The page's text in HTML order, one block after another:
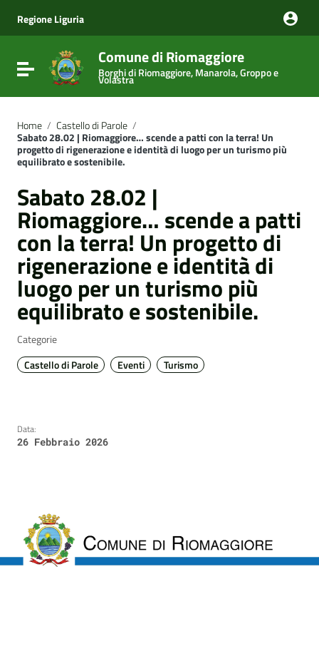
Vai al menu di navigazione
Vai al footer
Regione Liguria
Attiva / disattiva la navigazione
Comune di Riomaggiore
Borghi di Riomaggiore, Manarola, Groppo e
Volastra
Home / Castello di Parole /
Sabato 28.02 | Riomaggiore… scende a patti con la terra! Un
progetto di rigenerazione e identità di luogo per un turismo più
equilibrato e sostenibile.
Sabato 28.02 |
Riomaggiore… scende a patti
con la terra! Un progetto di
rigenerazione e identità di
luogo per un turismo più
equilibrato e sostenibile.
Categorie
Castello di Parole
Eventi Turismo
Data:
26 Febbraio 2026